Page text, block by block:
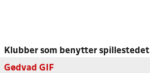
Klubber som benytter spillestedet
Gødvad GIF